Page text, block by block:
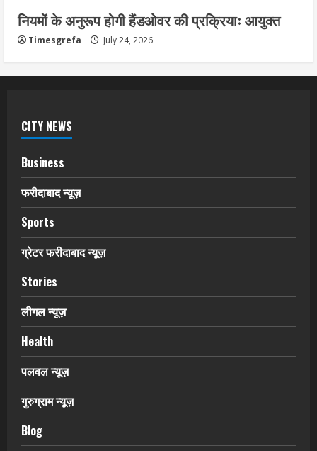
नियमों के अनुरूप होगी हैंडओवर की प्रक्रियाः आयुक्त
Timesgrefa July 24, 2026
CITY NEWS
Business
फरीदाबाद न्यूज़
Sports
ग्रेटर फरीदाबाद न्यूज़
Stories
लीगल न्यूज़
Health
पलवल न्यूज़
गुरुग्राम न्यूज़
Blog